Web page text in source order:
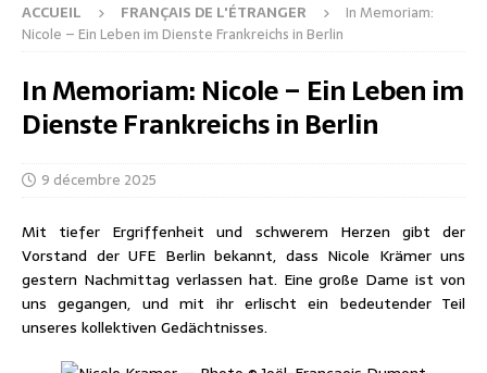
ACCUEIL FRANÇAIS DE L'ÉTRANGER
In Memoriam:
Nicole – Ein Leben im Dienste Frankreichs in Berlin
In Memoriam: Nicole – Ein Leben im
Dienste Frankreichs in Berlin
9 décembre 2025
Mit tiefer Ergriffenheit und schwerem Herzen gibt der
Vorstand der UFE Berlin bekannt, dass Nicole Krämer uns
gestern Nachmittag verlassen hat. Eine große Dame ist von
uns gegangen, und mit ihr erlischt ein bedeutender Teil
unseres kollektiven Gedächtnisses.